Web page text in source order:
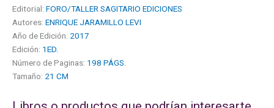
Editorial: FORO/TALLER SAGITARIO EDICIONES
Autores: ENRIQUE JARAMILLO LEVI
Año de Edición: 2017
Edición: 1ED.
Número de Paginas: 198 PÁGS.
Tamaño: 21 CM